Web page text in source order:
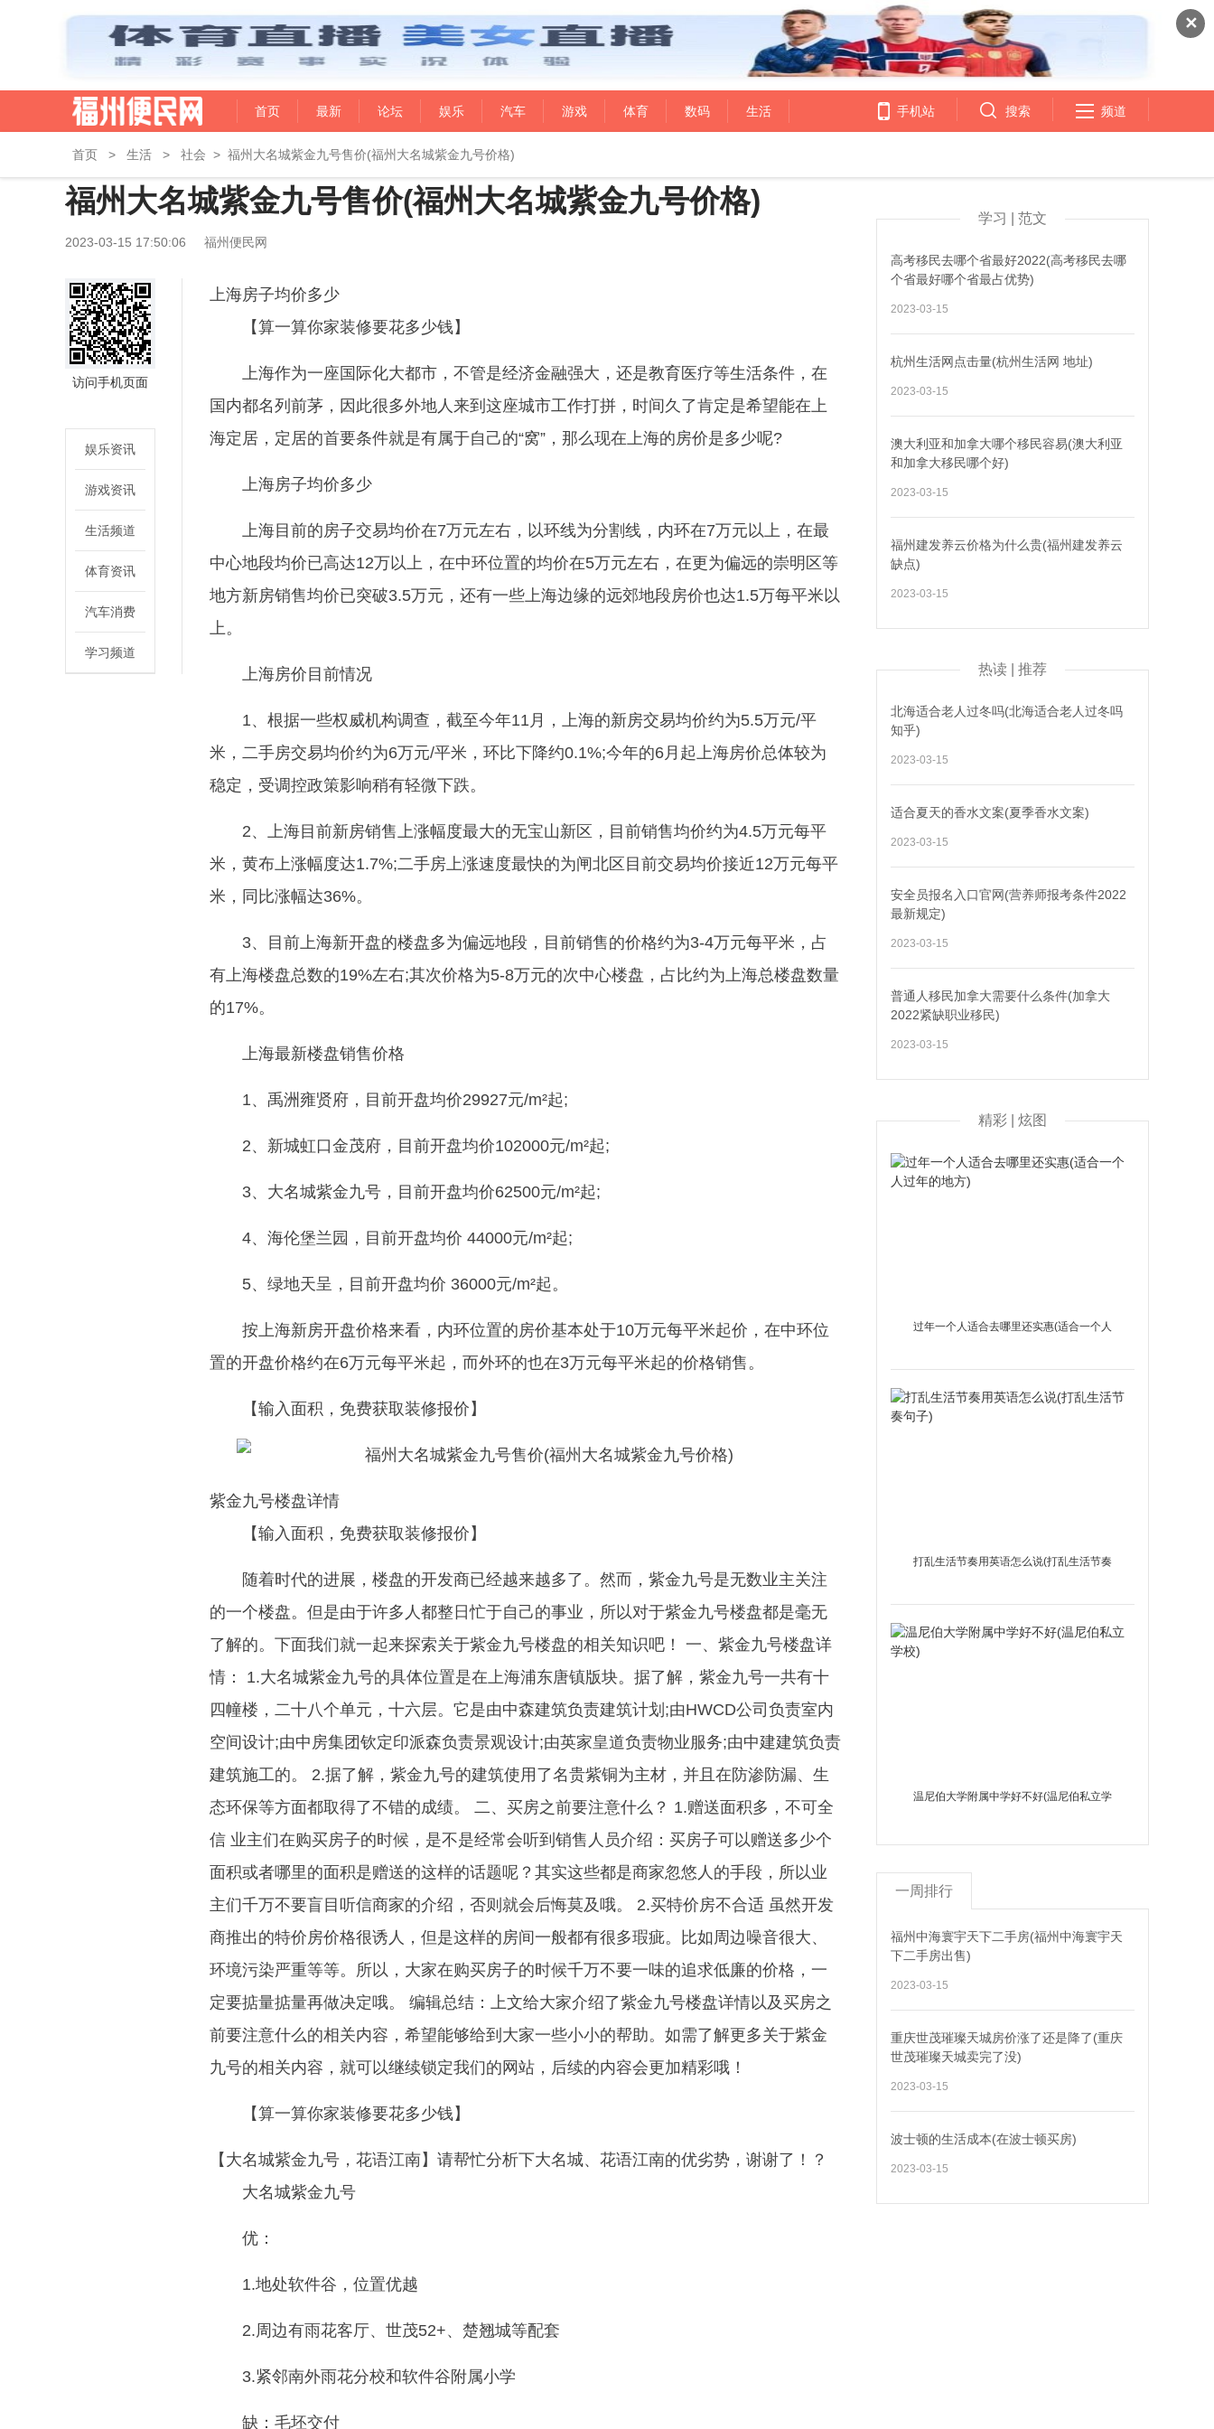
✕
首页 最新 论坛 娱乐 汽车 游戏 体育 数码 生活 手机站 搜索 频道
首页 > 生活 > 社会 > 福州大名城紫金九号售价(福州大名城紫金九号价格)
福州大名城紫金九号售价(福州大名城紫金九号价格)
2023-03-15 17:50:06 福州便民网
访问手机页面
娱乐资讯
游戏资讯
生活频道
体育资讯
汽车消费
学习频道
上海房子均价多少
【算一算你家装修要花多少钱】
上海作为一座国际化大都市，不管是经济金融强大，还是教育医疗等生活条件，在
国内都名列前茅，因此很多外地人来到这座城市工作打拼，时间久了肯定是希望能在上
海定居，定居的首要条件就是有属于自己的“窝”，那么现在上海的房价是多少呢?
上海房子均价多少
上海目前的房子交易均价在7万元左右，以环线为分割线，内环在7万元以上，在最
中心地段均价已高达12万以上，在中环位置的均价在5万元左右，在更为偏远的崇明区等
地方新房销售均价已突破3.5万元，还有一些上海边缘的远郊地段房价也达1.5万每平米以
上。
上海房价目前情况
1、根据一些权威机构调查，截至今年11月，上海的新房交易均价约为5.5万元/平
米，二手房交易均价约为6万元/平米，环比下降约0.1%;今年的6月起上海房价总体较为
稳定，受调控政策影响稍有轻微下跌。
2、上海目前新房销售上涨幅度最大的无宝山新区，目前销售均价约为4.5万元每平
米，黄布上涨幅度达1.7%;二手房上涨速度最快的为闸北区目前交易均价接近12万元每平
米，同比涨幅达36%。
3、目前上海新开盘的楼盘多为偏远地段，目前销售的价格约为3-4万元每平米，占
有上海楼盘总数的19%左右;其次价格为5-8万元的次中心楼盘，占比约为上海总楼盘数量
的17%。
上海最新楼盘销售价格
1、禹洲雍贤府，目前开盘均价29927元/m²起;
2、新城虹口金茂府，目前开盘均价102000元/m²起;
3、大名城紫金九号，目前开盘均价62500元/m²起;
4、海伦堡兰园，目前开盘均价 44000元/m²起;
5、绿地天呈，目前开盘均价 36000元/m²起。
按上海新房开盘价格来看，内环位置的房价基本处于10万元每平米起价，在中环位
置的开盘价格约在6万元每平米起，而外环的也在3万元每平米起的价格销售。
【输入面积，免费获取装修报价】
紫金九号楼盘详情
【输入面积，免费获取装修报价】
随着时代的进展，楼盘的开发商已经越来越多了。然而，紫金九号是无数业主关注
的一个楼盘。但是由于许多人都整日忙于自己的事业，所以对于紫金九号楼盘都是毫无
了解的。下面我们就一起来探索关于紫金九号楼盘的相关知识吧！ 一、紫金九号楼盘详
情： 1.大名城紫金九号的具体位置是在上海浦东唐镇版块。据了解，紫金九号一共有十
四幢楼，二十八个单元，十六层。它是由中森建筑负责建筑计划;由HWCD公司负责室内
空间设计;由中房集团钦定印派森负责景观设计;由英家皇道负责物业服务;由中建建筑负责
建筑施工的。 2.据了解，紫金九号的建筑使用了名贵紫铜为主材，并且在防渗防漏、生
态环保等方面都取得了不错的成绩。 二、买房之前要注意什么？ 1.赠送面积多，不可全
信 业主们在购买房子的时候，是不是经常会听到销售人员介绍：买房子可以赠送多少个
面积或者哪里的面积是赠送的这样的话题呢？其实这些都是商家忽悠人的手段，所以业
主们千万不要盲目听信商家的介绍，否则就会后悔莫及哦。 2.买特价房不合适 虽然开发
商推出的特价房价格很诱人，但是这样的房间一般都有很多瑕疵。比如周边噪音很大、
环境污染严重等等。所以，大家在购买房子的时候千万不要一味的追求低廉的价格，一
定要掂量掂量再做决定哦。 编辑总结：上文给大家介绍了紫金九号楼盘详情以及买房之
前要注意什么的相关内容，希望能够给到大家一些小小的帮助。如需了解更多关于紫金
九号的相关内容，就可以继续锁定我们的网站，后续的内容会更加精彩哦！
【算一算你家装修要花多少钱】
【大名城紫金九号，花语江南】请帮忙分析下大名城、花语江南的优劣势，谢谢了！？
大名城紫金九号
优：
1.地处软件谷，位置优越
2.周边有雨花客厅、世茂52+、楚翘城等配套
3.紧邻南外雨花分校和软件谷附属小学
缺：毛坯交付
学习 | 范文
高考移民去哪个省最好2022(高考移民去哪
个省最好哪个省最占优势)
2023-03-15
杭州生活网点击量(杭州生活网 地址)
2023-03-15
澳大利亚和加拿大哪个移民容易(澳大利亚
和加拿大移民哪个好)
2023-03-15
福州建发养云价格为什么贵(福州建发养云
缺点)
2023-03-15
热读 | 推荐
北海适合老人过冬吗(北海适合老人过冬吗
知乎)
2023-03-15
适合夏天的香水文案(夏季香水文案)
2023-03-15
安全员报名入口官网(营养师报考条件2022
最新规定)
2023-03-15
普通人移民加拿大需要什么条件(加拿大
2022紧缺职业移民)
2023-03-15
精彩 | 炫图
过年一个人适合去哪里还实惠(适合一个人
打乱生活节奏用英语怎么说(打乱生活节奏
温尼伯大学附属中学好不好(温尼伯私立学
一周排行
福州中海寰宇天下二手房(福州中海寰宇天
下二手房出售)
2023-03-15
重庆世茂璀璨天城房价涨了还是降了(重庆
世茂璀璨天城卖完了没)
2023-03-15
波士顿的生活成本(在波士顿买房)
2023-03-15